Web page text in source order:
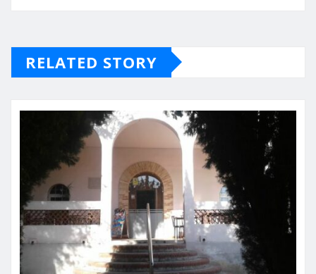
RELATED STORY